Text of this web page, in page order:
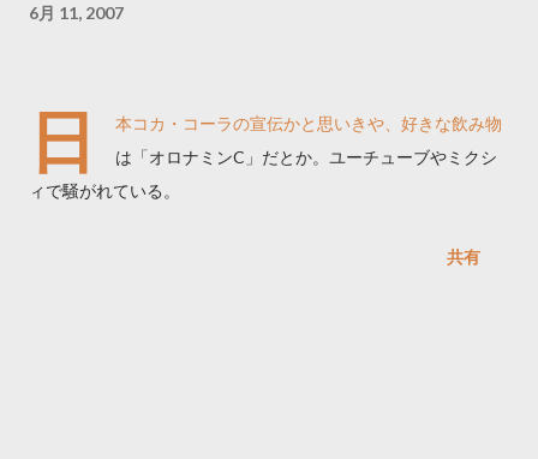
6月 11, 2007
日
本コカ・コーラの宣伝かと思いきや、好きな飲み物
は「オロナミンC」だとか。ユーチューブやミクシ
ィで騒がれている。
共有